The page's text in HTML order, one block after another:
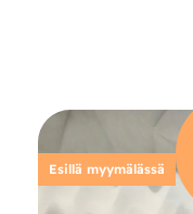
Esillä myymälässä